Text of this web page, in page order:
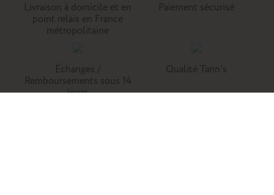
Livraison à domicile et en
point relais en France
métropolitaine
Paiement sécurisé
Échanges /
Remboursements sous 14
jours
Qualité Tann's